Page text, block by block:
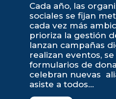
Cada año, las
sociales se fijan
cada vez más
prioriza la gestión
lanzan campañas
realizan eventos,
formularios de
celebran nuevas
asiste a todos...